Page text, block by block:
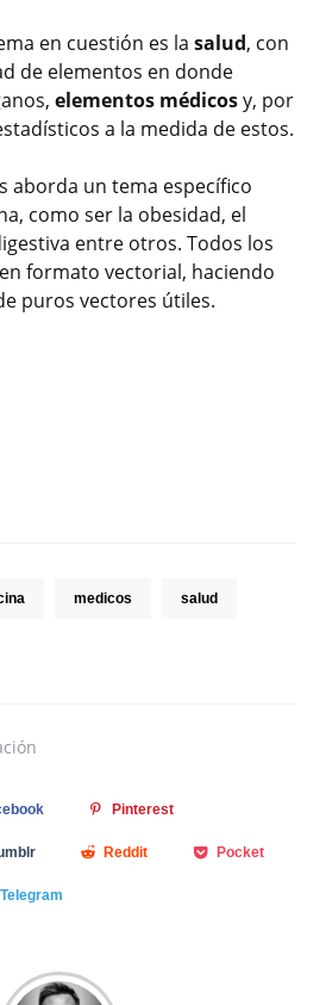
en cuestión es la salud, con
de elementos en donde
elementos médicosy, por
a la medida de estos.
aborda un tema específico
como ser la obesidad, el
entre otros. Todos los
formato vectorial, haciendo
puros vectores útiles.
medicos salud
Pinterest
Reddit Pocket
Telegram